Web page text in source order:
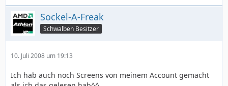
Sockel-A-Freak
Schwalben Besitzer
10. Juli 2008 um 19:13
Ich hab auch noch Screens von meinem Account gemacht